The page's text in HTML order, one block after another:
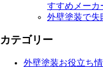
すすめメーカ
外壁塗装で失
カテゴリー
外壁塗装お役立ち